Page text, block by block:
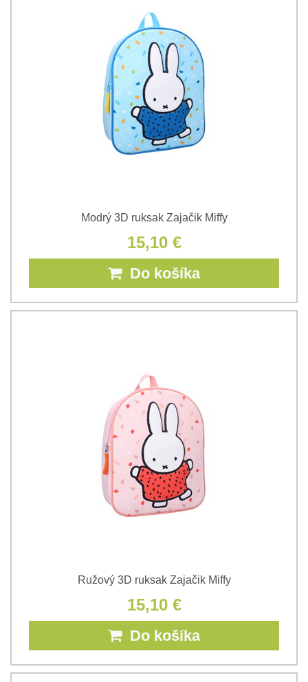
Modrý 3D ruksak Zajačik Miffy
15,10 €
Do košíka
Ružový 3D ruksak Zajačik Miffy
15,10 €
Do košíka